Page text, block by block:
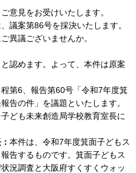
意見をお受けいたします。
議案第86号を採決いたします。
異議ございませんか。
認めます。よって、本件は原案
第6、報告第60号「令和7年度箕
告の件」を議題といたします。
ども未来創造局学校教育室長に
本件は、令和7年度箕面子どもス
告するものです。箕面子どもス
況調査と大阪府すくすくウォッ